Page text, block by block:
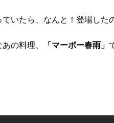
いたら、なんと！登場した
の料理、 「マーボー春雨」